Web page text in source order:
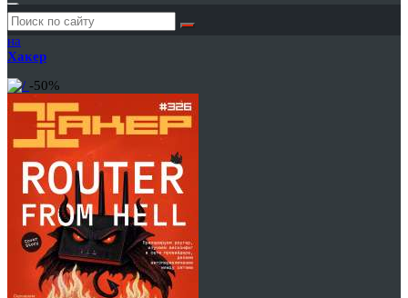
Годовая
подписка
на
Хакер
-50%